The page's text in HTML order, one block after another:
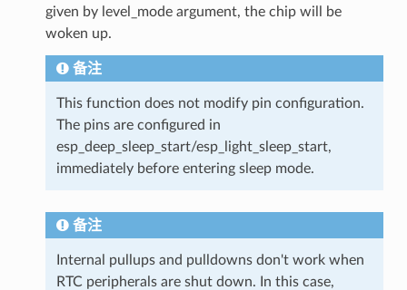
given by level_mode argument, the chip will be
woken up.
备注
This function does not modify pin configuration.
The pins are configured in
esp_deep_sleep_start/esp_light_sleep_start,
immediately before entering sleep mode.
备注
Internal pullups and pulldowns don't work when
RTC peripherals are shut down. In this case,